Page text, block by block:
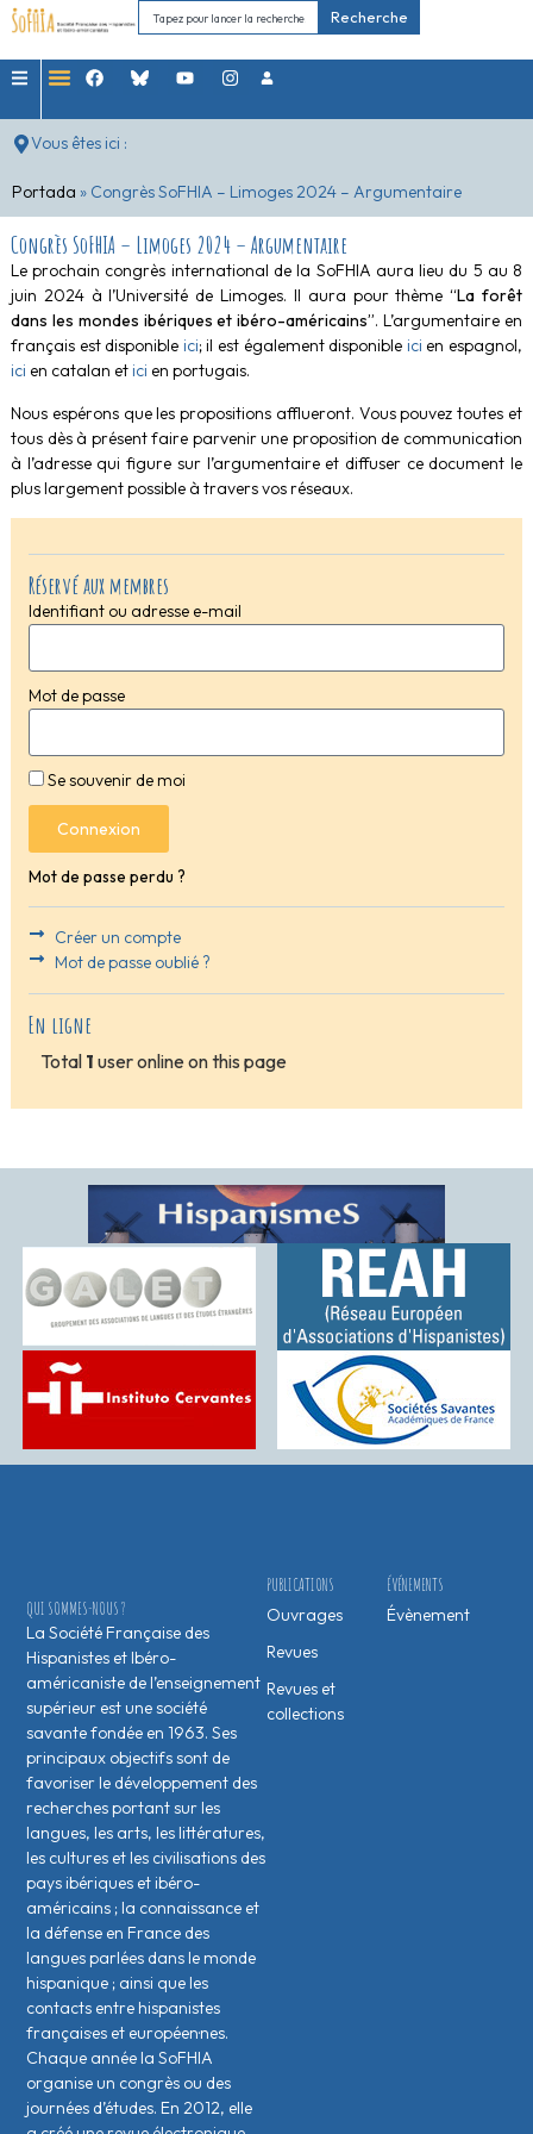
Recherche
Vous êtes ici :
Portada » Congrès SoFHIA – Limoges 2024 – Argumentaire
Réservé aux membres
Identifiant ou adresse e-mail
Mot de passe
Se souvenir de moi
Connexion
Mot de passe perdu ?
Créer un compte
Mot de passe oublié ?
En ligne
Total 1 user online on this page
Congrès SoFHIA – Limoges 2024 – Argumentaire
Le prochain congrès international de la SoFHIA aura lieu du 5 au 8
juin 2024 à l’Université de Limoges. Il aura pour thème“La forêt
dans les mondes ibériques et ibéro-américains”. L’argumentaire en
français est disponible ici; il est également disponible ici en espagnol,
ici en catalan et ici en portugais.
Nous espérons que les propositions afflueront. Vous pouvez toutes et
tous dès à présent faire parvenir une proposition de communication
à l’adresse qui figure sur l’argumentaire et diffuser ce document le
plus largement possible à travers vos réseaux.
ÉVÉNEMENTS
Évènement
PUBLICATIONS
Ouvrages
Revues
Revues et
collections
QUI SOMMES-NOUS ?
La Société Française des
Hispanistes et Ibéro-
américaniste de l’enseignement
supérieur est une société
savante fondée en 1963. Ses
principaux objectifs sont de
favoriser le développement des
recherches portant sur les
langues, les arts, les littératures,
les cultures et les civilisations des
pays ibériques et ibéro-
américains ; la connaissance et
la défense en France des
langues parlées dans le monde
hispanique ; ainsi que les
contacts entre hispanistes
français·es et européen·nes.
Chaque année la SoFHIA
organise un congrès ou des
journées d’études. En 2012, elle